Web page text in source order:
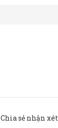
Chia sẻ nhận